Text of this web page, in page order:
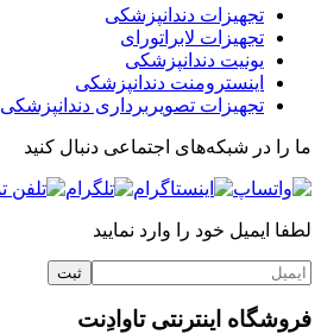
تجهیزات دندانپزشکی
تجهیزات لابراتورای
یونیت دندانپزشکی
اینسترومنت دندانپزشکی
تجهیزات تصویربرداری دندانپزشکی
ما را در شبکه‌های اجتماعی دنبال کنید
لطفا ایمیل خود را وارد نمایید
فروشگاه اینترنتی تاوادِنت